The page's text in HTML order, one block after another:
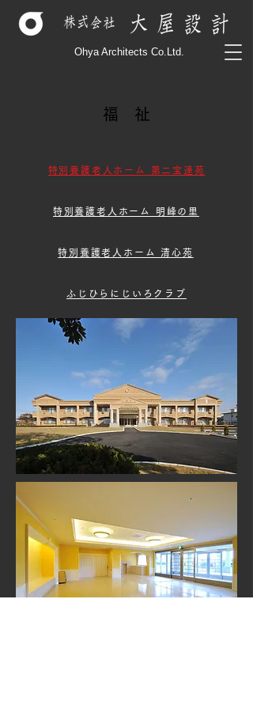
Ohya Architects Co.Ltd.
​福 祉
特別養護老人ホーム 第二宝達苑
特別養護老人ホーム 明峰の里
特別養護老人ホーム 清心苑
ふじひらにじいろクラブ